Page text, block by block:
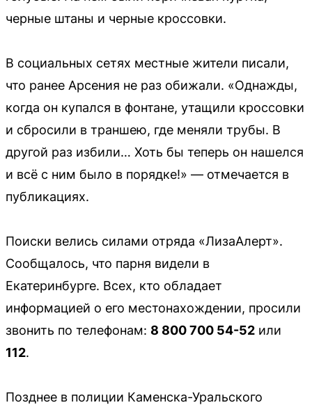
черные штаны и черные кроссовки.
В социальных сетях местные жители писали,
что ранее Арсения не раз обижали. «Однажды,
когда он купался в фонтане, утащили кроссовки
и сбросили в траншею, где меняли трубы. В
другой раз избили… Хоть бы теперь он нашелся
и всё с ним было в порядке!» — отмечается в
публикациях.
Поиски велись силами отряда «ЛизаАлерт».
Сообщалось, что парня видели в
Екатеринбурге. Всех, кто обладает
информацией о его местонахождении, просили
звонить по телефонам: 8 800 700 54-52 или
112.
Позднее в полиции Каменска-Уральского